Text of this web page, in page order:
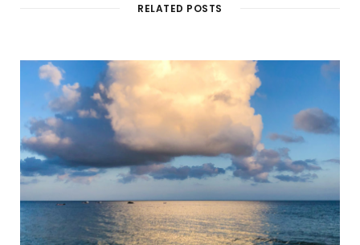
RELATED POSTS